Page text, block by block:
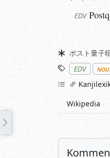
EDV
Synonyme
ポスト量子
Stichworte
EDV
links
Wikipedia